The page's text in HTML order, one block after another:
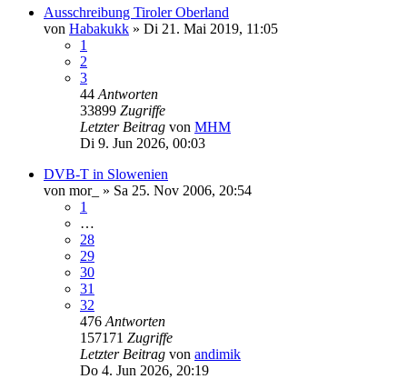
Ausschreibung Tiroler Oberland
von Habakukk » Di 21. Mai 2019, 11:05
1
2
3
44 Antworten
33899 Zugriffe
Letzter Beitrag von MHM
Di 9. Jun 2026, 00:03
DVB-T in Slowenien
von mor_ » Sa 25. Nov 2006, 20:54
1
…
28
29
30
31
32
476 Antworten
157171 Zugriffe
Letzter Beitrag von andimik
Do 4. Jun 2026, 20:19